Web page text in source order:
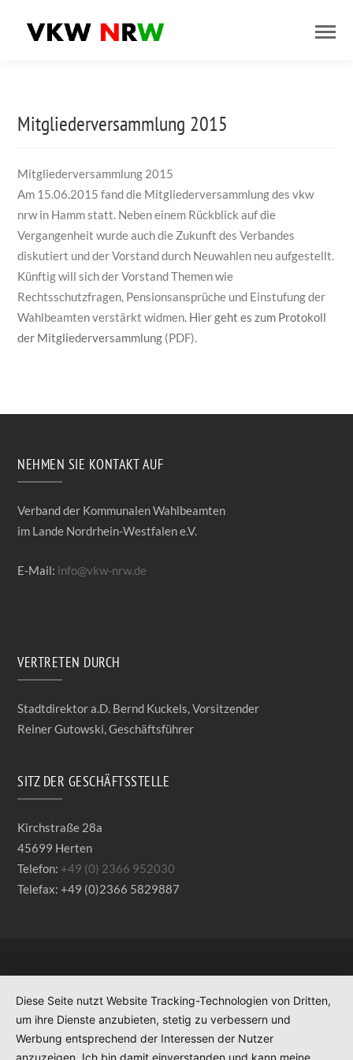
Mitgliederversammlung 2015
Mitgliederversammlung 2015
Am 15.06.2015 fand die Mitgliederversammlung des vkw
nrw in Hamm statt. Neben einem Rückblick auf die
Vergangenheit wurde auch die Zukunft des Verbandes
diskutiert und der Vorstand durch Neuwahlen neu aufgestellt.
Künftig will sich der Vorstand Themen wie
Rechtsschutzfragen, Pensionsansprüche und Einstufung der
Wahlbeamten verstärkt widmen. Hier geht es zum Protokoll
der Mitgliederversammlung (PDF).
NEHMEN SIE KONTAKT AUF
Verband der Kommunalen Wahlbeamten
im Lande Nordrhein-Westfalen e.V.
E-Mail: info@vkw-nrw.de
VERTRETEN DURCH
Stadtdirektor a.D. Bernd Kuckels, Vorsitzender
Reiner Gutowski, Geschäftsführer
SITZ DER GESCHÄFTSSTELLE
Kirchstraße 28a
45699 Herten
Telefon: +49 (0) 2366 952030
Telefax: +49 (0)2366 5829887
Diese Seite nutzt Website Tracking-Technologien von Dritten,
um ihre Dienste anzubieten, stetig zu verbessern und
Werbung entsprechend der Interessen der Nutzer
anzuzeigen. Ich bin damit einverstanden und kann meine